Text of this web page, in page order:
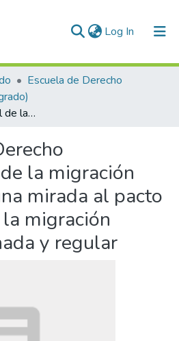
Log In (current)
Escuela de Derecho
Derecho internacional de la migración económica : una mirada al pacto mundial para la migración segura, ordenada y regular
la migración
mirada al pacto
migración
y regular